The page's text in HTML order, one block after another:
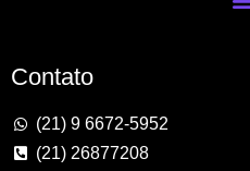
Contato
(21) 9 6672-5952
(21) 26877208